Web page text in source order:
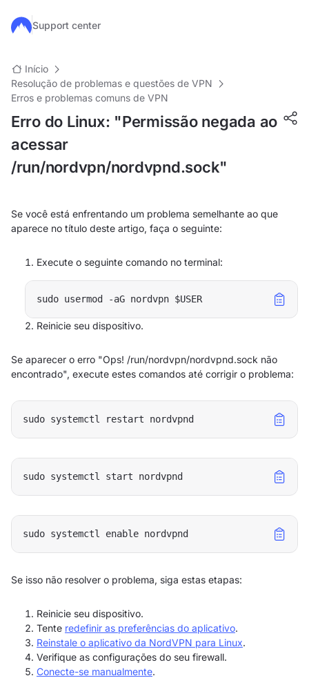
Ir para o conteúdo principal
Support center
Início
Resolução de problemas e questões de VPN
Erros e problemas comuns de VPN
Erro do Linux: "Permissão negada ao
acessar
/run/nordvpn/nordvpnd.sock"
Se você está enfrentando um problema semelhante ao que
aparece no título deste artigo, faça o seguinte:
Execute o seguinte comando no terminal:
Reinicie seu dispositivo.
Se aparecer o erro "Ops! /run/nordvpn/nordvpnd.sock não
encontrado", execute estes comandos até corrigir o problema:
Se isso não resolver o problema, siga estas etapas:
Reinicie seu dispositivo.
Tente redefinir as preferências do aplicativo.
Reinstale o aplicativo da NordVPN para Linux.
Verifique as configurações do seu firewall.
Conecte-se manualmente.